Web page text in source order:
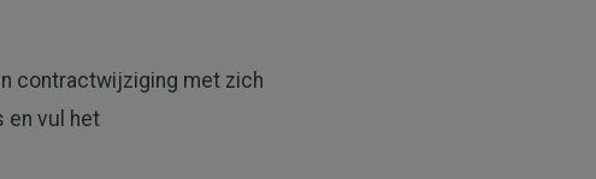
contractwijziging met zich
en vul het